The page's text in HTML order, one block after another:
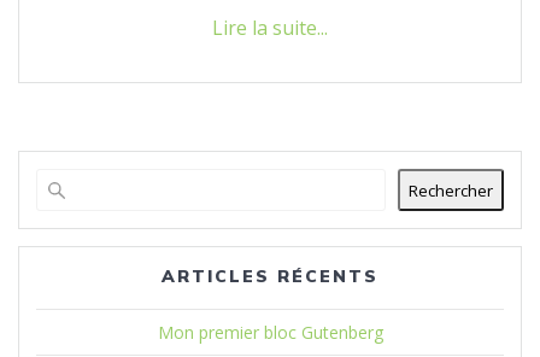
Rechercher
ARTICLES RÉCENTS
Mon premier bloc Gutenberg